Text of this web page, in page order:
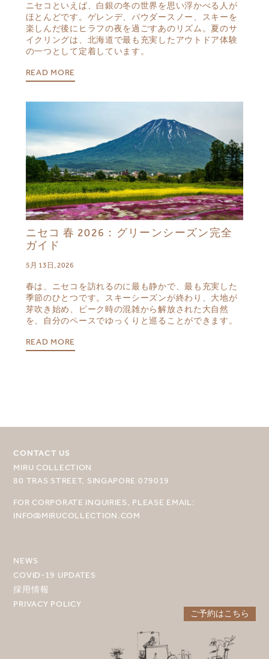
ご予約はこちら
MIRU NISEKO
MIRU KYOTO
ニセコといえば、白銀の冬の世界を思い浮かべる人が
ほとんどです。ゲレンデ、パウダースノー、スキーを
楽しんだ後にヒラフの夜を過ごすあのリズム。夏のサ
イクリングは、北海道で最も充実したアウトドア体験
の一つとして定着しています。
READ MORE
ニセコ 春 2026：グリーンシーズン完全
ガイド
5月 13日, 2026
春は、ニセコを訪れるのに最も静かで、最も充実した
季節のひとつです。スキーシーズンが終わり、大地が
芽吹き始め、ピーク時の混雑から解放された大自然
を、自分のペースでゆっくりと巡ることができます。
READ MORE
CONTACT US
MIRU COLLECTION
80 TRAS STREET, SINGAPORE 079019
FOR CORPORATE INQUIRIES, PLEASE EMAIL:
INFO@MIRUCOLLECTION.COM
NEWS
COVID-19 UPDATES
採用情報
PRIVACY POLICY